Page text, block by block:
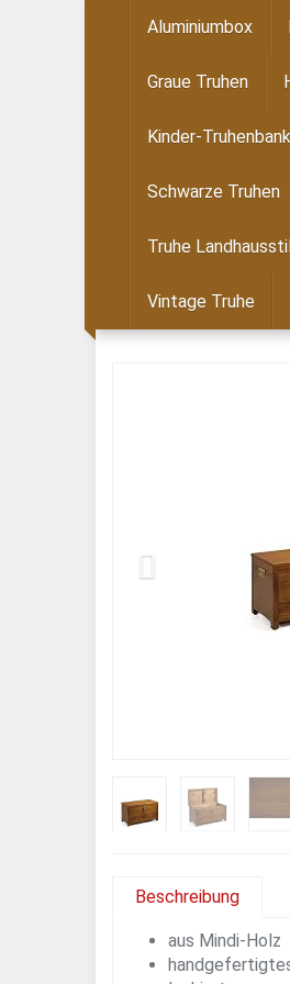
Aluminiumbox
Graue Truhen
Kinder-Truhenbank
Schwarze Truhen
Truhe
Vintage Truhe
Beschreibung
aus Mindi-Holz